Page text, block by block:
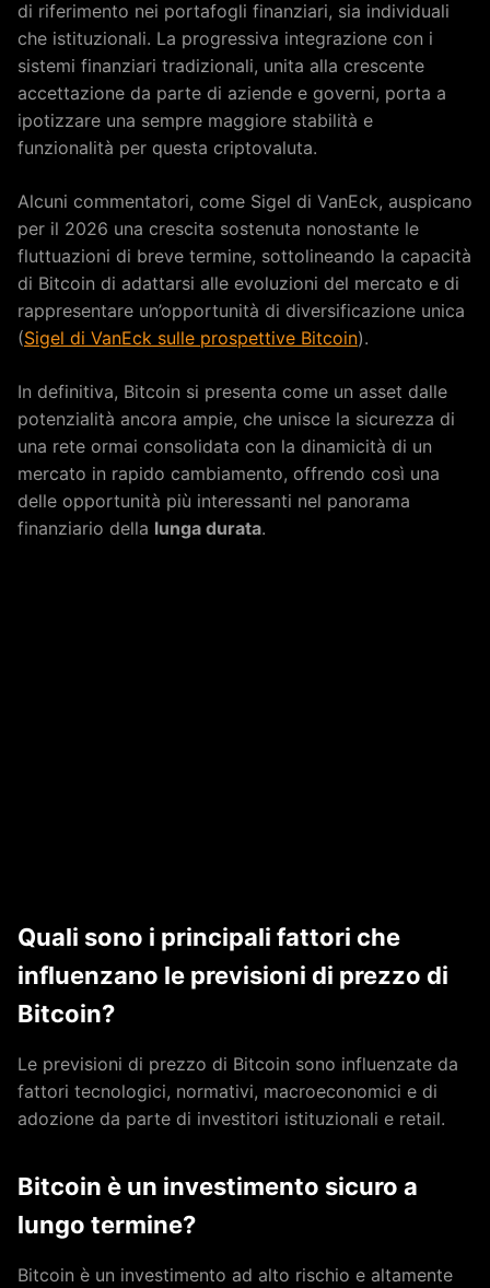
di riferimento nei portafogli finanziari, sia individuali
che istituzionali. La progressiva integrazione con i
sistemi finanziari tradizionali, unita alla crescente
accettazione da parte di aziende e governi, porta a
ipotizzare una sempre maggiore stabilità e
funzionalità per questa criptovaluta.
Alcuni commentatori, come Sigel di VanEck, auspicano
per il 2026 una crescita sostenuta nonostante le
fluttuazioni di breve termine, sottolineando la capacità
di Bitcoin di adattarsi alle evoluzioni del mercato e di
rappresentare un’opportunità di diversificazione unica
(Sigel di VanEck sulle prospettive Bitcoin).
In definitiva, Bitcoin si presenta come un asset dalle
potenzialità ancora ampie, che unisce la sicurezza di
una rete ormai consolidata con la dinamicità di un
mercato in rapido cambiamento, offrendo così una
delle opportunità più interessanti nel panorama
finanziario della lunga durata.
Quali sono i principali fattori che
influenzano le previsioni di prezzo di
Bitcoin?
Le previsioni di prezzo di Bitcoin sono influenzate da
fattori tecnologici, normativi, macroeconomici e di
adozione da parte di investitori istituzionali e retail.
Bitcoin è un investimento sicuro a
lungo termine?
Bitcoin è un investimento ad alto rischio e altamente